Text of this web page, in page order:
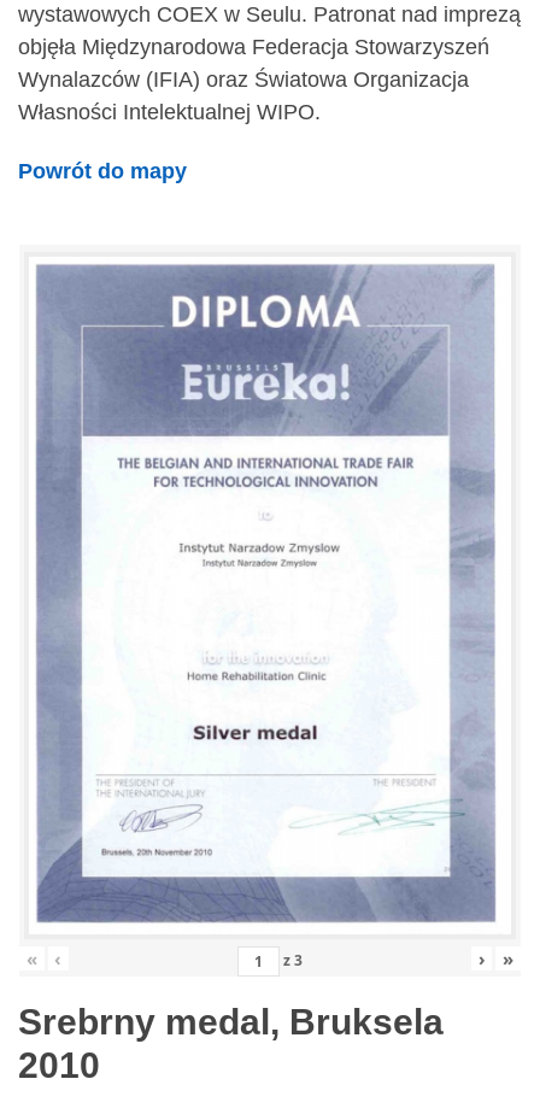
wystawowych COEX w Seulu. Patronat nad imprezą
objęła Międzynarodowa Federacja Stowarzyszeń
Wynalazców (IFIA) oraz Światowa Organizacja
Własności Intelektualnej WIPO.
Powrót do mapy
« ‹ z3 › »
Srebrny medal, Bruksela
2010